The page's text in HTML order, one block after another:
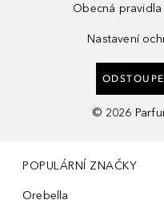
Obecná
Nastavení
© 2026
POPULÁRNÍ ZNAČKY
Orebella